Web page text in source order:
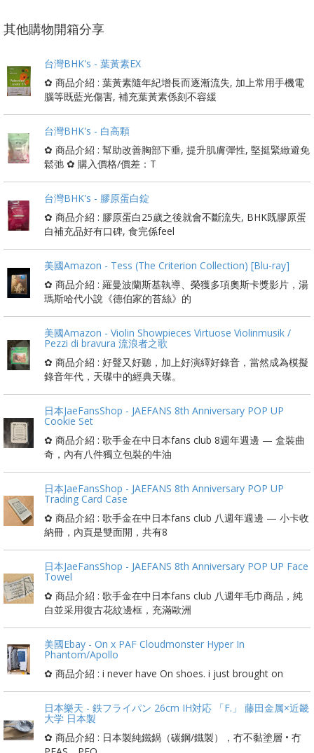
其他購物開箱分享
台灣BHK's - 葉黃素EX
✿ 商品介紹 : 葉黃素隨年紀增長而逐漸流失, 加上常用手機電
腦等既藍光傷害, 補充葉黃素係刻不容緩
台灣BHK's - 白高顆
✿ 商品介紹 : 幫助改善胸部下垂, 提升肌膚彈性, 堅挺緊緻避免
鬆弛 ✿ 購入價格/價差：T
台灣BHK's - 膠原蛋白錠
✿ 商品介紹 : 膠原蛋白25歲之後就會不斷流失, BHK既膠原蛋
白補充品好有口碑, 食完係feel
美國Amazon - Tess (The Criterion Collection) [Blu-ray]
✿ 商品介紹 : 羅曼波蘭斯基執導、榮獲多項奧斯卡獎影片，湯
瑪斯哈代小說《德伯家的苔絲》的
美國Amazon - Violin Showpieces Virtuose Violinmusik /
Pezzi di bravura 流浪者之歌
✿ 商品介紹 : 好聲又好聽，加上好演繹好錄音，當然成為模擬
錄音年代，天碟中的經典天碟。
日本JaeFansShop - JAEFANS 8th Anniversary POP UP
Cookie Set
✿ 商品介紹 : 歌手金在中日本fans club 8週年週邊 — 盒裝曲
奇，內有八件獨立包裝的牛油
日本JaeFansShop - JAEFANS 8th Anniversary POP UP
Trading Card Case
✿ 商品介紹 : 歌手金在中日本fans club 八週年週邊 — 小卡收
納冊，內頁是雙面開，共有8
日本JaeFansShop - JAEFANS 8th Anniversary POP UP Face
Towel
✿ 商品介紹 : 歌手金在中日本fans club 八週年毛巾商品，純
白並采用復古花紋邊框，充滿歐洲
美國Ebay - On x PAF Cloudmonster Hyper In
Phantom/Apollo
✿ 商品介紹 : i never have On shoes. i just brought on
日本樂天 - 鉄フライパン 26cm IH対応 「F.」 藤田金属×近畿
大学 日本製
✿ 商品介紹 : 日本製純鐵鍋（碳鋼/鐵製），冇不黏塗層 • 冇